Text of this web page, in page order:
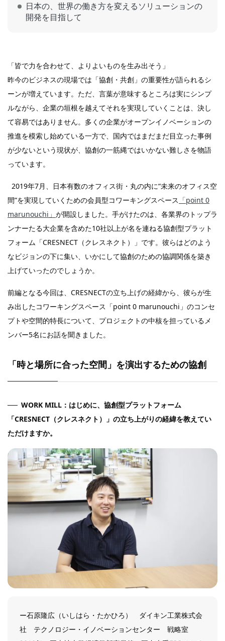
日本の、世界の働き方を変えるソリューションの
開発を目指して
「皆で力を合わせて、よりよいものを生み出そう」
昨今のビジネスの現場では「協創・共創」の重要性が語られるシ
ーンが増えています。ただ、言葉が意味するところは実にシンプ
ルながら、企業の垣根を越えてそれを実現していくことは、決し
て容易ではありません。多くの企業がオープンイノベーションの
推進を模索し始めている一方で、国内ではまだまだ目立った事例
が少ないという現状が、協創の一筋縄ではいかない難しさを物語
っています。
2019年7月、日本有数のオフィス街・丸の内に“未来のオフィス空
間”を実現していくための会員型コワーキングスペース 「point 0
marunouchi」 が開設しました。手がけたのは、各業界のトップラ
ンナーたる大企業を含めた10社以上が名を連ねる協創型プラット
フォーム「CRESNECT（クレスネクト）」です。彼らはどのよう
なビジョンの下に集い、いかにして協創のための協調関係を築き
上げていったのでしょうか。
前編となる今回は、CRESNECTの立ち上げの経緯から、彼らが生
み出したコワーキングスペース「point 0 marunouchi」のコンセ
プトや空間的特長について、プロジェクトの中核を担っているメ
ンバー5名にお話を聞きました。
「時と場所に合った空間」を演出するための協創
WORK MILL：はじめに、協創型プラットフォーム
「CRESNECT（クレスネクト）」の立ち上がりの経緯を教えてい
ただけますか。
ー石原隆広（いしはら・たかひろ） ダイキン工業株式会
社 テクノロジー・イノベーションセンター 戦略室